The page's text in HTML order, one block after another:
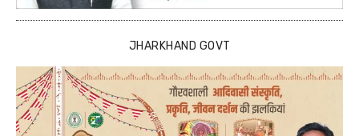
JHARKHAND GOVT